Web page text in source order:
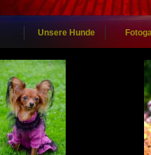
Unsere Hunde